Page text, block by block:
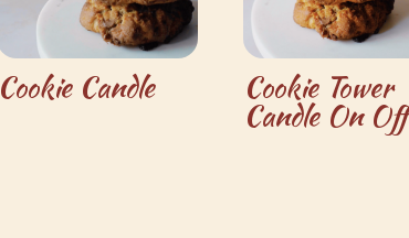
Cookie Candle Cookie Tower
Candle On Off